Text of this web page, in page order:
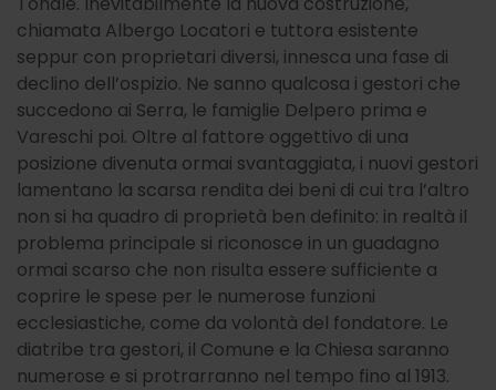
chiamata Albergo Locatori e tuttora esistente
seppur con proprietari diversi, innesca una fase di
declino dell’ospizio. Ne sanno qualcosa i gestori che
succedono ai Serra, le famiglie Delpero prima e
Vareschi poi. Oltre al fattore oggettivo di una
posizione divenuta ormai svantaggiata, i nuovi gestori
lamentano la scarsa rendita dei beni di cui tra l’altro
non si ha quadro di proprietà ben definito: in realtà il
problema principale si riconosce in un guadagno
ormai scarso che non risulta essere sufficiente a
coprire le spese per le numerose funzioni
ecclesiastiche, come da volontà del fondatore. Le
diatribe tra gestori, il Comune e la Chiesa saranno
numerose e si protrarranno nel tempo fino al 1913.